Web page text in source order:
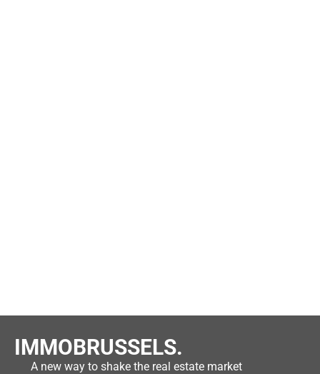
IMMOBRUSSELS.
A new way to shake the real estate market